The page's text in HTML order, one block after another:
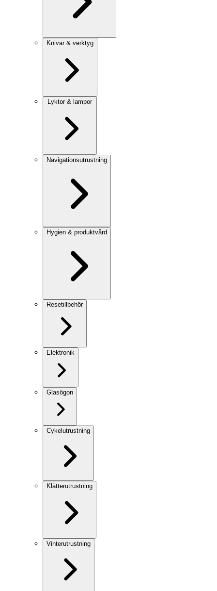
Knivar & verktyg
Lyktor & lampor
Navigationsutrustning
Hygien & produktvård
Resetillbehör
Elektronik
Glasögon
Cykelutrustning
Klätterutrustning
Vinterutrustning